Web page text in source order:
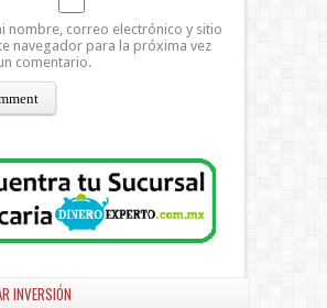
nombre, correo electrónico y sitio
navegador para la próxima vez
comentario.